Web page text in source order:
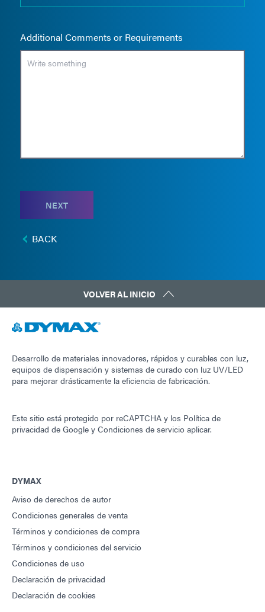
Additional Comments or Requirements
NEXT
BACK
VOLVER AL INICIO
Desarrollo de materiales innovadores, rápidos y curables con luz,
equipos de dispensación y sistemas de curado con luz UV/LED
para mejorar drásticamente la eficiencia de fabricación.
Este sitio está protegido por reCAPTCHA y los Política de
privacidad de Google y Condiciones de servicio aplicar.
DYMAX
Aviso de derechos de autor
Condiciones generales de venta
Términos y condiciones de compra
Términos y condiciones del servicio
Condiciones de uso
Declaración de privacidad
Declaración de cookies